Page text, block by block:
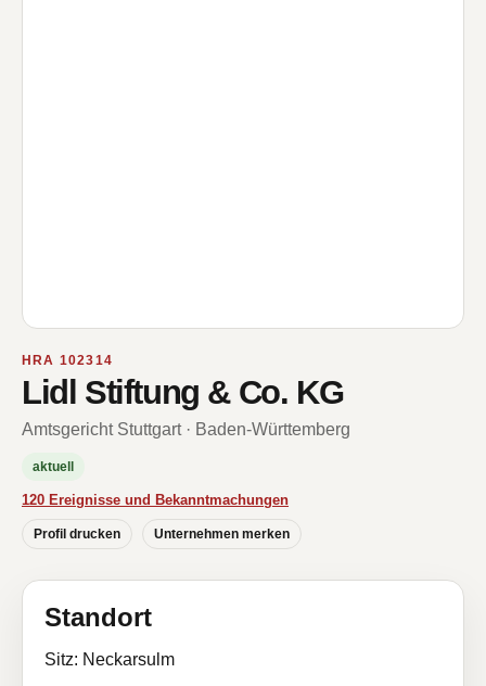
HRA 102314
Lidl Stiftung & Co. KG
Amtsgericht Stuttgart · Baden-Württemberg
aktuell
120 Ereignisse und Bekanntmachungen
Profil drucken Unternehmen merken
Standort
Sitz: Neckarsulm